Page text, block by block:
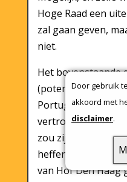
Door gebruik
akkoord met
disclaimer.
Hoge Raad een
zal gaan geven,
niet.
Het bovenstaande
(potentiële)
Portugal niet bij
vertrouwen dat
zou zijn over hun
heffen (in plaats
van Hof Den Haag